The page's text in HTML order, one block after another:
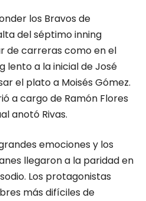
los Bravos de
del séptimo inning
de carreras como en el
lento a la inicial de José
el plato a Moisés Gómez.
a cargo de Ramón Flores
anotó Rivas.
emociones y los
llegaron a la paridad en
Los protagonistas
más difíciles de